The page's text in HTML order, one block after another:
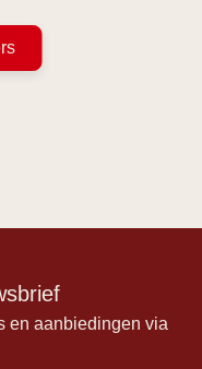
en aanbiedingen via